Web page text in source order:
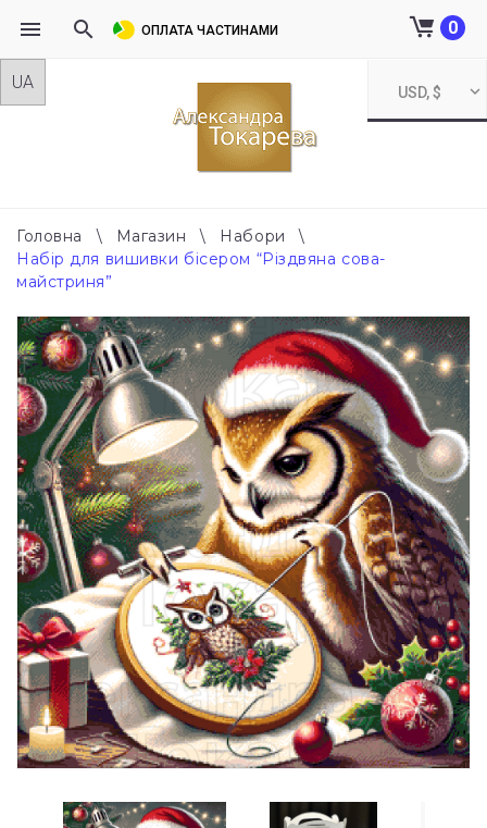
Skip
USD, $
0
ОПЛАТА ЧАСТИНАМИ
Головна \ Магазин \ Набори
\
Набір для вишивки бісером “Різдвяна сова-
майстриня”